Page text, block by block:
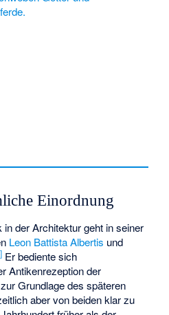
Einordnung
der Architektur geht in seiner
Leon Battista Albertis und
] Er bediente sich
Antikenrezeptionder
Grundlage des späteren
aber von beiden klar zu